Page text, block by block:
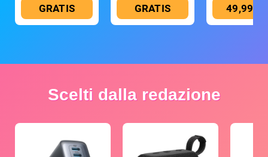
GRATIS GRATIS 49,99 €
Scelti dalla redazione